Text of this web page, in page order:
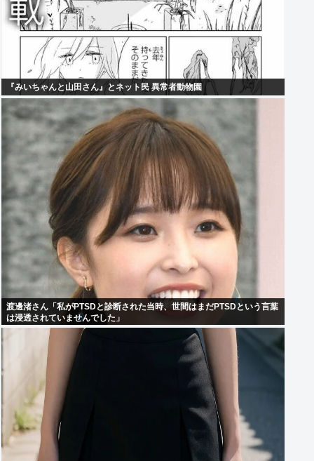
『みいちゃんと山田さん』とネット民 異常者動物園
渡邊渚さん「私がPTSDと診断された当時、世間はまだPTSDという言葉
は浸透されていませんでした」